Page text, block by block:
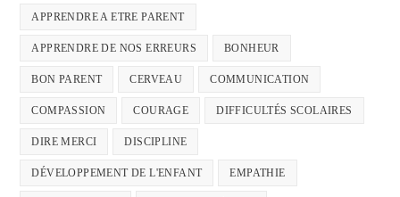
APPRENDRE A ETRE PARENT
APPRENDRE DE NOS ERREURS BONHEUR
BON PARENT CERVEAU COMMUNICATION
COMPASSION COURAGE DIFFICULTÉS SCOLAIRES
DIRE MERCI DISCIPLINE
DÉVELOPPEMENT DE L'ENFANT EMPATHIE